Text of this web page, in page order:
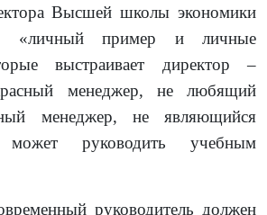
Высшей школы экономики
«личный пример и личные
выстраивает директор –
менеджер, не любящий
менеджер, не являющийся
руководить учебным
руководитель должен